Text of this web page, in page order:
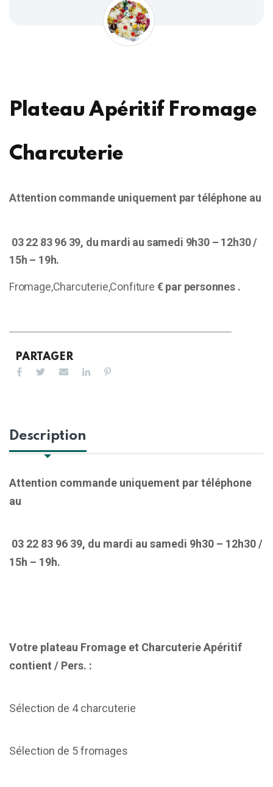
Plateau Apéritif Fromage
Charcuterie
Attention commande uniquement par téléphone au
03 22 83 96 39, du mardi au samedi 9h30 – 12h30 /
15h – 19h.
Fromage,Charcuterie,Confiture € par personnes .
PARTAGER
Description
Attention commande uniquement par téléphone
au
03 22 83 96 39, du mardi au samedi 9h30 – 12h30 /
15h – 19h.
Votre plateau Fromage et Charcuterie Apéritif
contient / Pers. :
Sélection de 4 charcuterie
Sélection de 5 fromages